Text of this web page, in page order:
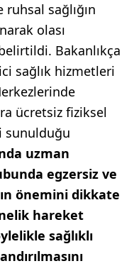
sağlığın
olası
Bakanlıkça
sağlık hizmetleri
ücretsiz fiziksel
sunulduğu
uzman
egzersiz ve
önemini dikkate
hareket
sağlıklı